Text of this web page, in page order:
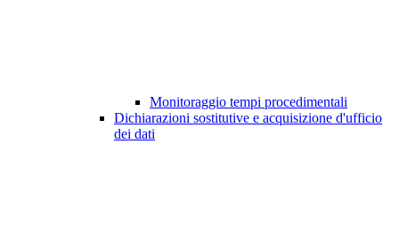
Monitoraggio tempi procedimentali
Dichiarazioni sostitutive e acquisizione d'ufficio
dei dati